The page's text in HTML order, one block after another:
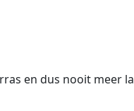
en dus nooit meer